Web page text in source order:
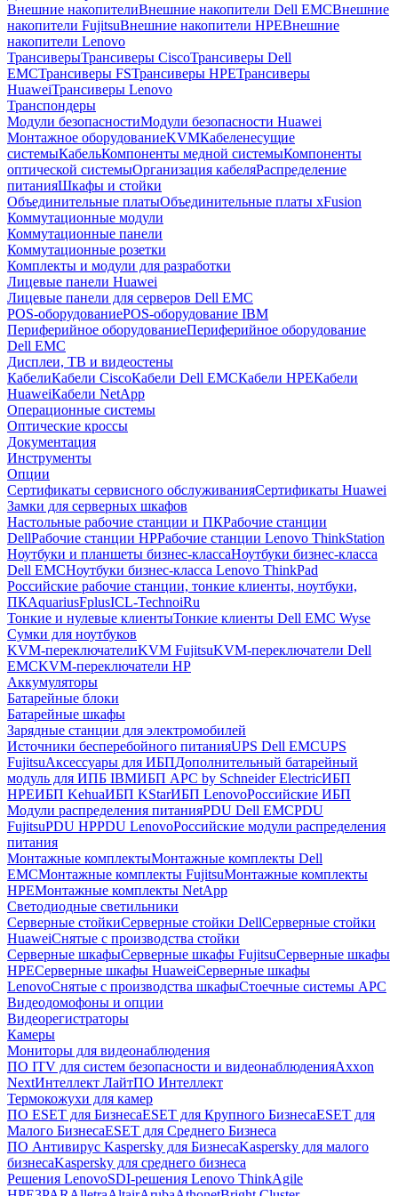
Внешние накопителиВнешние накопители Dell EMCВнешние
накопители FujitsuВнешние накопители HPEВнешние
накопители Lenovo
ТрансиверыТрансиверы CiscoТрансиверы Dell
EMCТрансиверы FSТрансиверы HPEТрансиверы
HuaweiТрансиверы Lenovo
Транспондеры
Модули безопасностиМодули безопасности Huawei
Монтажное оборудованиеKVMКабеленесущие
системыКабельКомпоненты медной системыКомпоненты
оптической системыОрганизация кабеляРаспределение
питанияШкафы и стойки
Объединительные платыОбъединительные платы xFusion
Коммутационные модули
Коммутационные панели
Коммутационные розетки
Комплекты и модули для разработки
Лицевые панели Huawei
Лицевые панели для серверов Dell EMC
POS-оборудованиеPOS-оборудование IBM
Периферийное оборудованиеПериферийное оборудование
Dell EMC
Дисплеи, ТВ и видеостены
КабелиКабели CiscoКабели Dell EMCКабели HPEКабели
HuaweiКабели NetApp
Операционные системы
Оптические кроссы
Документация
Инструменты
Опции
Сертификаты сервисного обслуживанияСертификаты Huawei
Замки для серверных шкафов
Настольные рабочие станции и ПКРабочие станции
DellРабочие станции HPРабочие станции Lenovo ThinkStation
Ноутбуки и планшеты бизнес-классаНоутбуки бизнес-класса
Dell EMCНоутбуки бизнес-класса Lenovo ThinkPad
Российские рабочие станции, тонкие клиенты, ноутбуки,
ПКAquariusFplusICL-TechnoiRu
Тонкие и нулевые клиентыТонкие клиенты Dell EMC Wyse
Сумки для ноутбуков
KVM-переключателиKVM FujitsuKVM-переключатели Dell
EMCKVM-переключатели HP
Аккумуляторы
Батарейные блоки
Батарейные шкафы
Зарядные станции для электромобилей
Источники бесперебойного питанияUPS Dell EMCUPS
FujitsuАксессуары для ИБПДополнительный батарейный
модуль для ИПБ IBMИБП APC by Schneider ElectricИБП
HPEИБП KehuaИБП KStarИБП LenovoРоссийские ИБП
Модули распределения питанияPDU Dell EMCPDU
FujitsuPDU HPPDU LenovoРоссийские модули распределения
питания
Монтажные комплектыМонтажные комплекты Dell
EMCМонтажные комплекты FujitsuМонтажные комплекты
HPEМонтажные комплекты NetApp
Светодиодные светильники
Серверные стойкиСерверные стойки DellСерверные стойки
HuaweiСнятые с производства стойки
Серверные шкафыСерверные шкафы FujitsuСерверные шкафы
HPEСерверные шкафы HuaweiСерверные шкафы
LenovoСнятые с производства шкафыСтоечные системы APC
Видеодомофоны и опции
Видеорегистраторы
Камеры
Мониторы для видеонаблюдения
ПО ITV для систем безопасности и видеонаблюденияAxxon
NextИнтеллект ЛайтПО Интеллект
Термокожухи для камер
ПО ESET для БизнесаESET для Крупного БизнесаESET для
Малого БизнесаESET для Среднего Бизнеса
ПО Антивирус Kaspersky для БизнесаKaspersky для малого
бизнесаKaspersky для среднего бизнеса
Решения LenovoSDI-решения Lenovo ThinkAgile